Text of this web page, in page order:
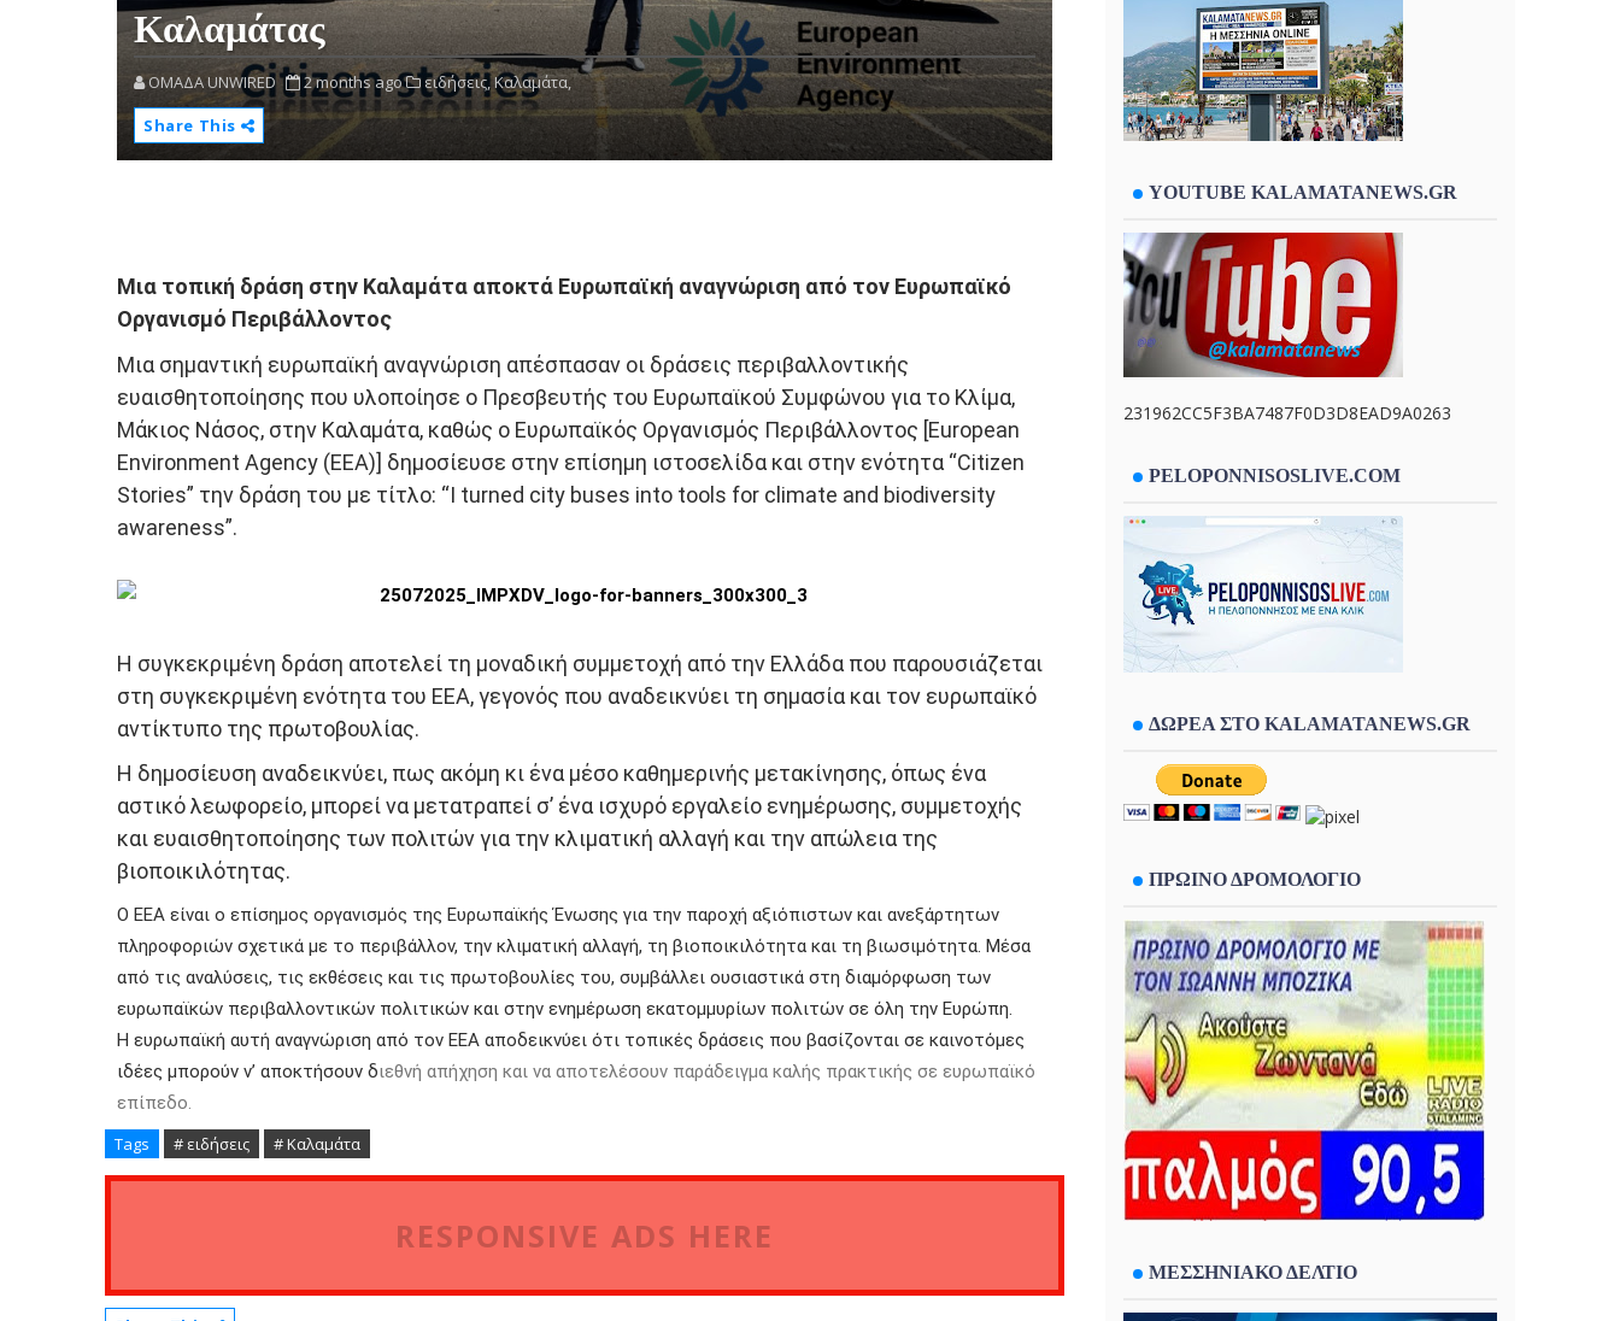
Καλαμάτας
OMAΔΑ UNWIRED 2 months ago ειδήσεις, Καλαμάτα,
Share This
Μια τοπική δράση στην Καλαμάτα αποκτά Ευρωπαϊκή αναγνώριση από τον Ευρωπαϊκό
Οργανισμό Περιβάλλοντος
Μια σημαντική ευρωπαϊκή αναγνώριση απέσπασαν οι δράσεις περιβαλλοντικής
ευαισθητοποίησης που υλοποίησε ο Πρεσβευτής του Ευρωπαϊκού Συμφώνου για το Κλίμα,
Μάκιος Νάσος, στην Καλαμάτα, καθώς ο Ευρωπαϊκός Οργανισμός Περιβάλλοντος [European
Environment Agency (EEA)] δημοσίευσε στην επίσημη ιστοσελίδα και στην ενότητα “Citizen
Stories” την δράση του με τίτλο: “I turned city buses into tools for climate and biodiversity
awareness”.
Η συγκεκριμένη δράση αποτελεί τη μοναδική συμμετοχή από την Ελλάδα που παρουσιάζεται
στη συγκεκριμένη ενότητα του EEA, γεγονός που αναδεικνύει τη σημασία και τον ευρωπαϊκό
αντίκτυπο της πρωτοβουλίας.
Η δημοσίευση αναδεικνύει, πως ακόμη κι ένα μέσο καθημερινής μετακίνησης, όπως ένα
αστικό λεωφορείο, μπορεί να μετατραπεί σ’ ένα ισχυρό εργαλείο ενημέρωσης, συμμετοχής
και ευαισθητοποίησης των πολιτών για την κλιματική αλλαγή και την απώλεια της
βιοποικιλότητας.
Ο EEA είναι ο επίσημος οργανισμός της Ευρωπαϊκής Ένωσης για την παροχή αξιόπιστων και ανεξάρτητων
πληροφοριών σχετικά με το περιβάλλον, την κλιματική αλλαγή, τη βιοποικιλότητα και τη βιωσιμότητα. Μέσα
από τις αναλύσεις, τις εκθέσεις και τις πρωτοβουλίες του, συμβάλλει ουσιαστικά στη διαμόρφωση των
ευρωπαϊκών περιβαλλοντικών πολιτικών και στην ενημέρωση εκατομμυρίων πολιτών σε όλη την Ευρώπη.
Η ευρωπαϊκή αυτή αναγνώριση από τον EEA αποδεικνύει ότι τοπικές δράσεις που βασίζονται σε καινοτόμες
ιδέες μπορούν ν’ αποκτήσουν διεθνή απήχηση και να αποτελέσουν παράδειγμα καλής πρακτικής σε ευρωπαϊκό
επίπεδο.
Tags
# ειδήσεις # Καλαμάτα
RESPONSIVE ADS HERE
YOUTUBE KALAMATANEWS.GR
231962CC5F3BA7487F0D3D8EAD9A0263
PELOPONNISOSLIVE.COM
ΔΩΡΕΑ ΣΤΟ KALAMATANEWS.GR
ΠΡΩΙΝΟ ΔΡΟΜΟΛΟΓΙΟ
ΜΕΣΣΗΝΙΑΚΟ ΔΕΛΤΙΟ